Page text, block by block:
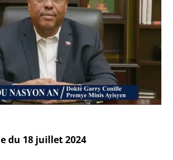
du 18 juillet 2024